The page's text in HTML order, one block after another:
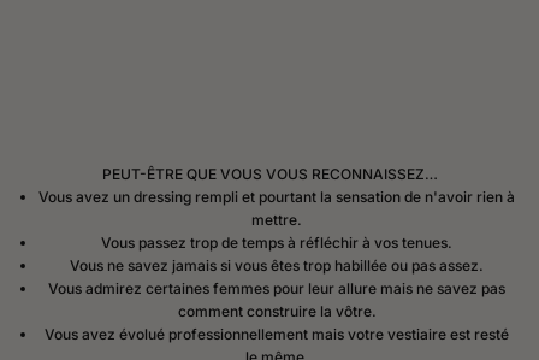
PEUT-ÊTRE QUE VOUS VOUS RECONNAISSEZ…
Vous avez un dressing rempli et pourtant la sensation de n'avoir rien à
mettre.
Vous passez trop de temps à réfléchir à vos tenues.
Vous ne savez jamais si vous êtes trop habillée ou pas assez.
Vous admirez certaines femmes pour leur allure mais ne savez pas
comment construire la vôtre.
Vous avez évolué professionnellement mais votre vestiaire est resté